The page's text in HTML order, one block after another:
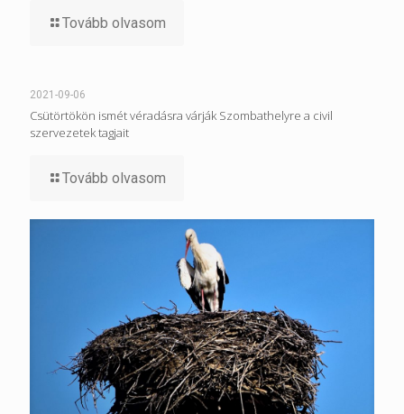
Tovább olvasom
2021-09-06
Csütörtökön ismét véradásra várják Szombathelyre a civil
szervezetek tagjait
Tovább olvasom